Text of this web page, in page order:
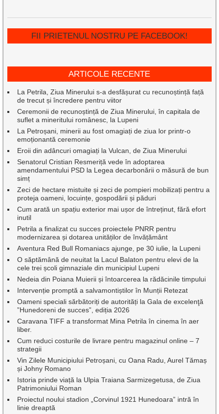
FII PRIETENUL NOSTRU PE FACEBOOK!
ARTICOLE RECENTE
La Petrila, Ziua Minerului s-a desfășurat cu recunoștință față
de trecut și încredere pentru viitor
Ceremonii de recunoștință de Ziua Minerului, în capitala de
suflet a mineritului românesc, la Lupeni
La Petroșani, minerii au fost omagiați de ziua lor printr-o
emoționantă ceremonie
Eroii din adâncuri omagiați la Vulcan, de Ziua Minerului
Senatorul Cristian Resmeriță vede în adoptarea
amendamentului PSD la Legea decarbonării o măsură de bun
simț
Zeci de hectare mistuite și zeci de pompieri mobilizați pentru a
proteja oameni, locuințe, gospodării și păduri
Cum arată un spațiu exterior mai ușor de întreținut, fără efort
inutil
Petrila a finalizat cu succes proiectele PNRR pentru
modernizarea și dotarea unităților de învățământ
Aventura Red Bull Romaniacs ajunge, pe 30 iulie, la Lupeni
O săptămână de neuitat la Lacul Balaton pentru elevi de la
cele trei școli gimnaziale din municipiul Lupeni
Nedeia din Poiana Muierii și întoarcerea la rădăcinile timpului
Intervenție promptă a salvamontiștilor în Munții Retezat
Oameni speciali sărbătoriți de autorități la Gala de excelenţă
”Hunedoreni de succes”, ediția 2026
Caravana TIFF a transformat Mina Petrila în cinema în aer
liber.
Cum reduci costurile de livrare pentru magazinul online – 7
strategii
Vin Zilele Municipiului Petroșani, cu Oana Radu, Aurel Tămaș
și Johny Romano
Istoria prinde viață la Ulpia Traiana Sarmizegetusa, de Ziua
Patrimoniului Roman
Proiectul noului stadion „Corvinul 1921 Hunedoara” intră în
linie dreaptă